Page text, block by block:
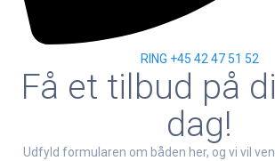
RING +45 42 47 51 52
Få et tilbud på
dag!
Udfyld formularen om båden her, og vi vil